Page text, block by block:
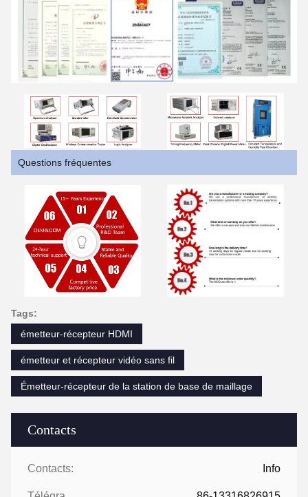
Contacts
Contacts: Info
Questions fréquentes
Tags:
émetteur-récepteur HDMI
émetteur et récepteur vidéo sans fil
Émetteur-récepteur de la station de base de maillage